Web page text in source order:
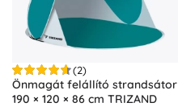
(2)
Önmagát felállító strandsátor
190 × 120 × 86 cm TRIZAND